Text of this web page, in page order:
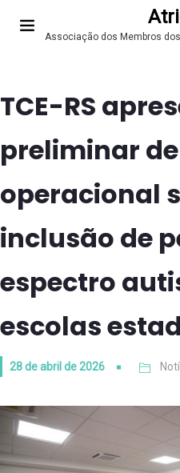
Associação dos Membros
TCE-RS
preliminar
operacional
inclusão de
espectro
escolas
28 de abril de 2026